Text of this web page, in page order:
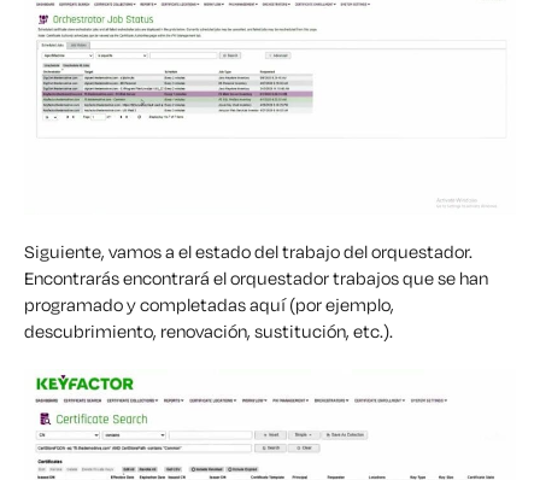
Siguiente, vamos a el estado del trabajo del orquestador.
Encontrarásencontrará elorquestadortrabajosquese han
programadoy completadas aquí(por ejemplo,
descubrimiento, renovación, sustitución, etc.).